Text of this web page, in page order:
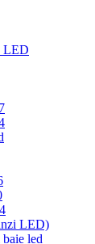
LED
LED)
led